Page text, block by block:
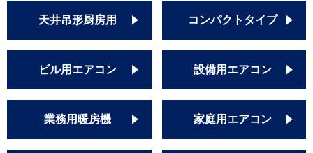
天井吊形厨房用 コンパクトタイプ
ビル用エアコン 設備用エアコン
業務用暖房機 家庭用エアコン